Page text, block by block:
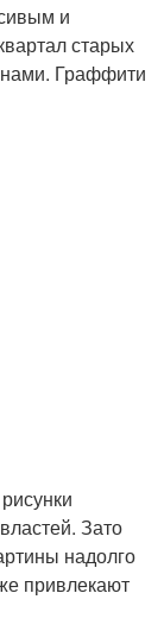
и
старых
Граффити
Зато
надолго
привлекают